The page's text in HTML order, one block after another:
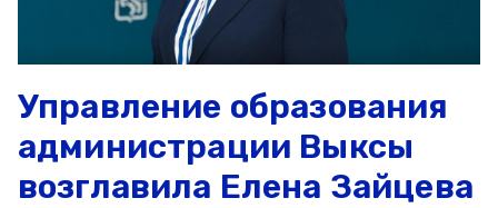
Управление образования
администрации Выксы
возглавила Елена Зайцева